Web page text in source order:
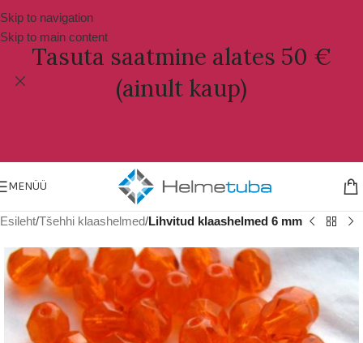
Skip to navigation
Skip to main content
Tasuta saatmine alates 50 €
(ainult kaup)
MENÜÜ
Esileht Tšehhi klaashelmed Lihvitud klaashelmed 6 mm